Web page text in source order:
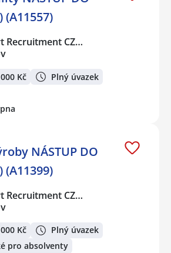
(A11557)
Recruitment CZ…
Kč Plný úvazek
NÁSTUP DO
(A11399)
Recruitment CZ…
Kč
Plný úvazek
pro absolventy